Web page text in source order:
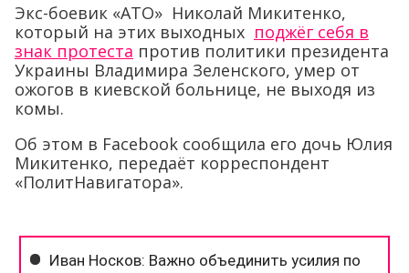
Экс-боевик «АТО» Николай Микитенко,
который на этих выходных поджёг себя в
знак протеста против политики президента
Украины Владимира Зеленского, умер от
ожогов в киевской больнице, не выходя из
комы.
Об этом в Facebook сообщила его дочь Юлия
Микитенко, передаёт корреспондент
«ПолитНавигатора».